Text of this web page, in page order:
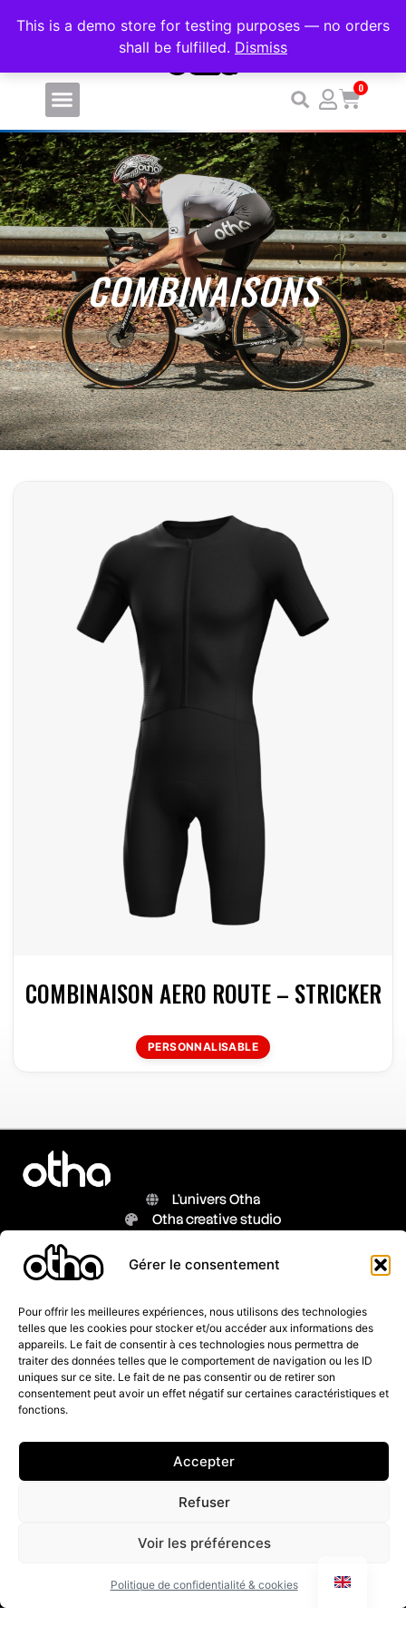
Gérer le consentement
Pour offrir les meilleures expériences, nous utilisons des technologies
telles que les cookies pour stocker et/ou accéder aux informations des
appareils. Le fait de consentir à ces technologies nous permettra de
traiter des données telles que le comportement de navigation ou les ID
uniques sur ce site. Le fait de ne pas consentir ou de retirer son
consentement peut avoir un effet négatif sur certaines caractéristiques et
fonctions.
Accepter
Refuser
Voir les préférences
Politique de confidentialité & cookies
This is a demo store for testing purposes — no orders
shall be fulfilled. Dismiss
0
COMBINAISONS
COMBINAISON AERO ROUTE – STRICKER
PERSONNALISABLE
L'univers Otha
Otha creative studio
Contactez-nous
Legal Notice
Conditions générales de vente
Modalités de livraison
FAQ
REJOINS LA COMMUNEAUTÉ OTHA